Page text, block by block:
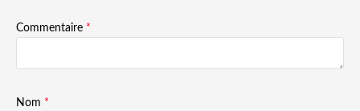
Commentaire *
Nom *